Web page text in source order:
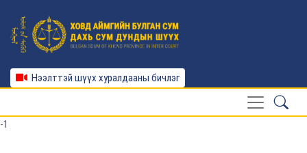
Нээлттэй шүүх хуралдааны бичлэг
-1